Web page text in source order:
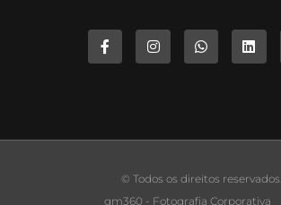
© Todos os direitos reservados.
gm360 - Fotografia Corporativa